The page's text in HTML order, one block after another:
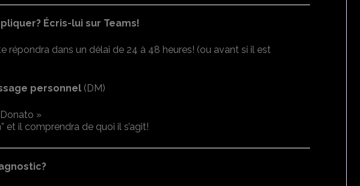
Écris-lui sur Teams!
répondra dans un délai de 24 à 48 heures! (ou avant si il est
personnel (DM)
»
et il comprendra de quoi il s’agit!